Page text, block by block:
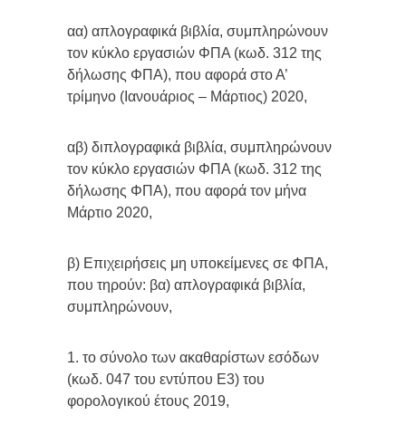
αα) απλογραφικά βιβλία, συμπληρώνουν
τον κύκλο εργασιών ΦΠΑ (κωδ. 312 της
δήλωσης ΦΠΑ), που αφορά στο Α’
τρίμηνο (Ιανουάριος – Μάρτιος) 2020,
αβ) διπλογραφικά βιβλία, συμπληρώνουν
τον κύκλο εργασιών ΦΠΑ (κωδ. 312 της
δήλωσης ΦΠΑ), που αφορά τον μήνα
Μάρτιο 2020,
β) Επιχειρήσεις μη υποκείμενες σε ΦΠΑ,
που τηρούν: βα) απλογραφικά βιβλία,
συμπληρώνουν,
1. το σύνολο των ακαθαρίστων εσόδων
(κωδ. 047 του εντύπου Ε3) του
φορολογικού έτους 2019,